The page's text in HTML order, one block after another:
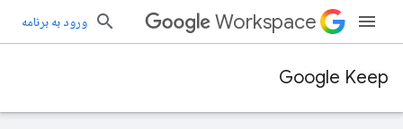
Workspace ورود به برنامه
Google Keep